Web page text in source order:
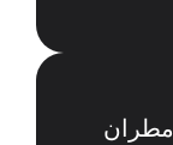
مطران